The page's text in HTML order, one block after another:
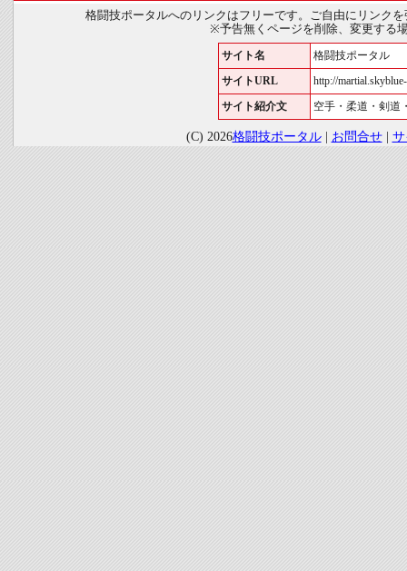
格闘技ポータルへのリンクはフリーです。ご自由にリンク
※予告無くページを削除、変更する
サイト名 格闘技ポータル
サイトURL http://
サイト紹介文 空手・柔道・剣道
(C) 2026格闘技ポータル| お問合せ|